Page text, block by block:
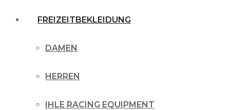
FREIZEITBEKLEIDUNG
DAMEN
HERREN
IHLE RACING EQUIPMENT